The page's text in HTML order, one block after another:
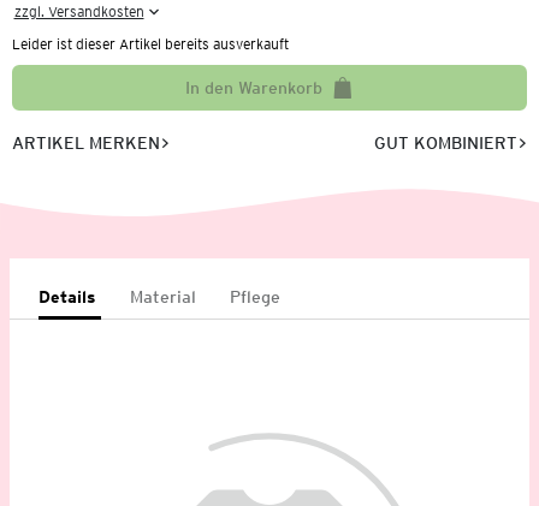
zzgl. Versandkosten
Leider ist dieser Artikel bereits ausverkauft
In den Warenkorb
ARTIKEL MERKEN GUT KOMBINIERT
Details Material Pflege